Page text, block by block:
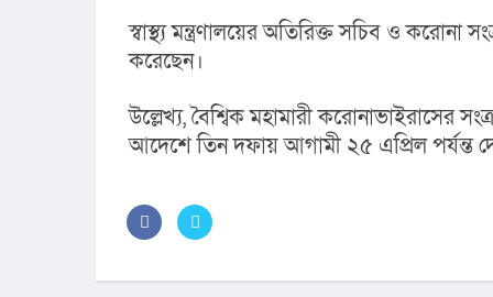
স্বাস্থ্য মন্ত্রণালয়ের অতিরিক্ত সচিব ও করোনা
করেছেন।
উল্লেখ্য, বৈশ্বিক মহামারী করোনাভাইরাসের
আদেশে তিন দফায় আগামী ২৫ এপ্রিল পর্যন্ত